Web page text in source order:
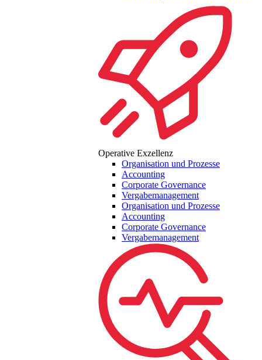
Operative Exzellenz
Organisation und Prozesse
Accounting
Corporate Governance
Vergabemanagement
Organisation und Prozesse
Accounting
Corporate Governance
Vergabemanagement